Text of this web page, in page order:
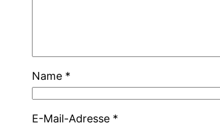
Name *
E-Mail-Adresse *